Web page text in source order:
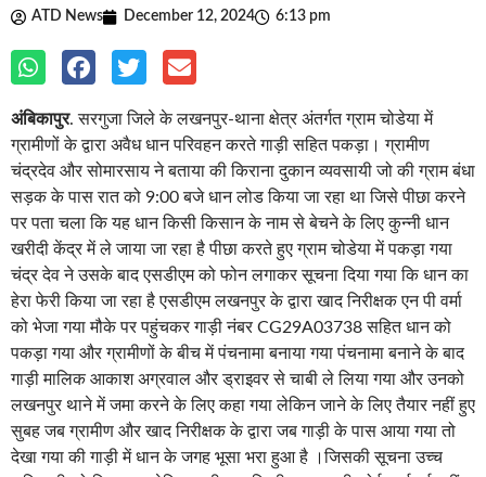
अंबिकापुर. सरगुजा जिले के लखनपुर-थाना क्षेत्र अंतर्गत ग्राम चोडेया में
चंद्रदेव और सोमारसाय ने बताया की किराना दुकान व्यवसायी जो की ग्राम बंधा
सड़क के पास रात को 9:00 बजे धान लोड किया जा रहा था जिसे पीछा करने
पर पता चला कि यह धान किसी किसान के नाम से बेचने के लिए कुन्नी धान
खरीदी केंद्र में ले जाया जा रहा है पीछा करते हुए ग्राम चोडेया में पकड़ा गया
चंद्र देव ने उसके बाद एसडीएम को फोन लगाकर सूचना दिया गया कि धान का
हेरा फेरी किया जा रहा है एसडीएम लखनपुर के द्वारा खाद निरीक्षक एन पी वर्मा
को भेजा गया मौके पर पहुंचकर गाड़ी नंबर CG29A03738 सहित धान को
पकड़ा गया और ग्रामीणों के बीच में पंचनामा बनाया गया पंचनामा बनाने के बाद
गाड़ी मालिक आकाश अग्रवाल और ड्राइवर से चाबी ले लिया गया और उनको
लखनपुर थाने में जमा करने के लिए कहा गया लेकिन जाने के लिए तैयार नहीं हुए
सुबह जब ग्रामीण और खाद निरीक्षक के द्वारा जब गाड़ी के पास आया गया तो
देखा गया की गाड़ी में धान के जगह भूसा भरा हुआ है ।जिसकी सूचना उच्च
अधिकारी को दिया गया लेकिन अभी तक किसी प्रकार की कोई कार्रवाई नहीं
किया गया है।